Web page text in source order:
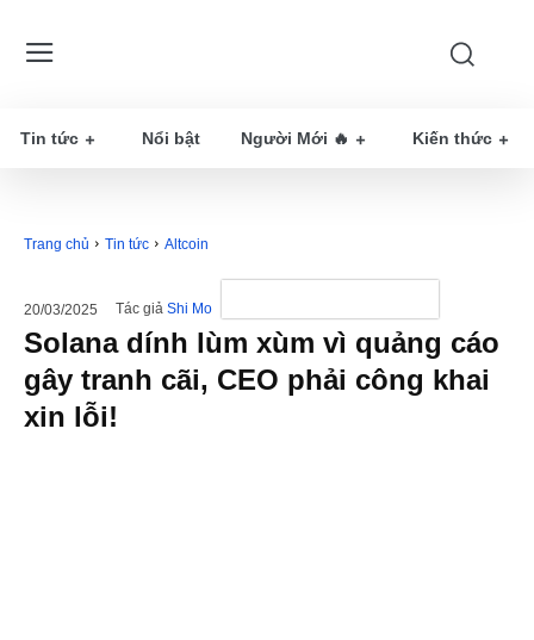
Tin tức Nổi bật Người Mới 🔥 Kiến thức
Trang chủ Tin tức Altcoin
20/03/2025 Tác giả Shi Mo
Solana dính lùm xùm vì quảng cáo
gây tranh cãi, CEO phải công khai
xin lỗi!